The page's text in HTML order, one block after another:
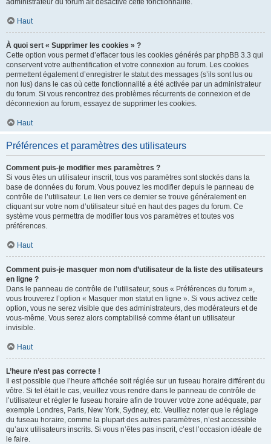
administrateur du forum ait désactivé cette fonctionnalité.
Haut
À quoi sert « Supprimer les cookies » ?
Cette option vous permet d’effacer tous les cookies générés par phpBB 3.3 qui
conservent votre authentification et votre connexion au forum. Les cookies
permettent également d’enregistrer le statut des messages (s’ils sont lus ou
non lus) dans le cas où cette fonctionnalité a été activée par un administrateur
du forum. Si vous rencontrez des problèmes récurrents de connexion et de
déconnexion au forum, essayez de supprimer les cookies.
Haut
Préférences et paramètres des utilisateurs
Comment puis-je modifier mes paramètres ?
Si vous êtes un utilisateur inscrit, tous vos paramètres sont stockés dans la
base de données du forum. Vous pouvez les modifier depuis le panneau de
contrôle de l’utilisateur. Le lien vers ce dernier se trouve généralement en
cliquant sur votre nom d’utilisateur situé en haut des pages du forum. Ce
système vous permettra de modifier tous vos paramètres et toutes vos
préférences.
Haut
Comment puis-je masquer mon nom d’utilisateur de la liste des utilisateurs
en ligne ?
Dans le panneau de contrôle de l’utilisateur, sous « Préférences du forum »,
vous trouverez l’option « Masquer mon statut en ligne ». Si vous activez cette
option, vous ne serez visible que des administrateurs, des modérateurs et de
vous-même. Vous serez alors comptabilisé comme étant un utilisateur
invisible.
Haut
L’heure n’est pas correcte !
Il est possible que l’heure affichée soit réglée sur un fuseau horaire différent du
vôtre. Si tel était le cas, veuillez vous rendre dans le panneau de contrôle de
l’utilisateur et régler le fuseau horaire afin de trouver votre zone adéquate, par
exemple Londres, Paris, New York, Sydney, etc. Veuillez noter que le réglage
du fuseau horaire, comme la plupart des autres paramètres, n’est accessible
qu’aux utilisateurs inscrits. Si vous n’êtes pas inscrit, c’est l’occasion idéale de
le faire.